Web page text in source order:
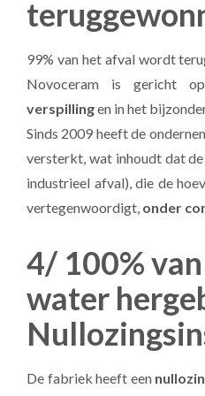
99% van het afval wordt
Novoceram is gericht
verspillingen in het
Sinds 2009 heeft de
versterkt, wat inhoudt dat
industrieel afval), die de
vertegenwoordigt, onder
4/ 100%
water
De fabriek heeft een